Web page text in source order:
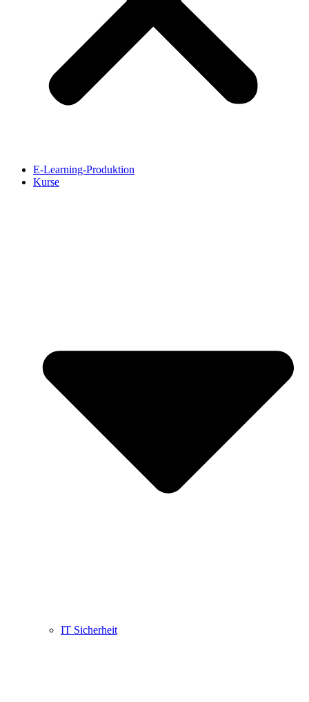
E-Learning-Produktion
Kurse
IT Sicherheit